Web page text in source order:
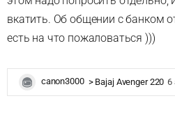
вкатить. Об общении с банком
есть на что пожаловаться )))
canon3000 > Bajaj Avenger 220